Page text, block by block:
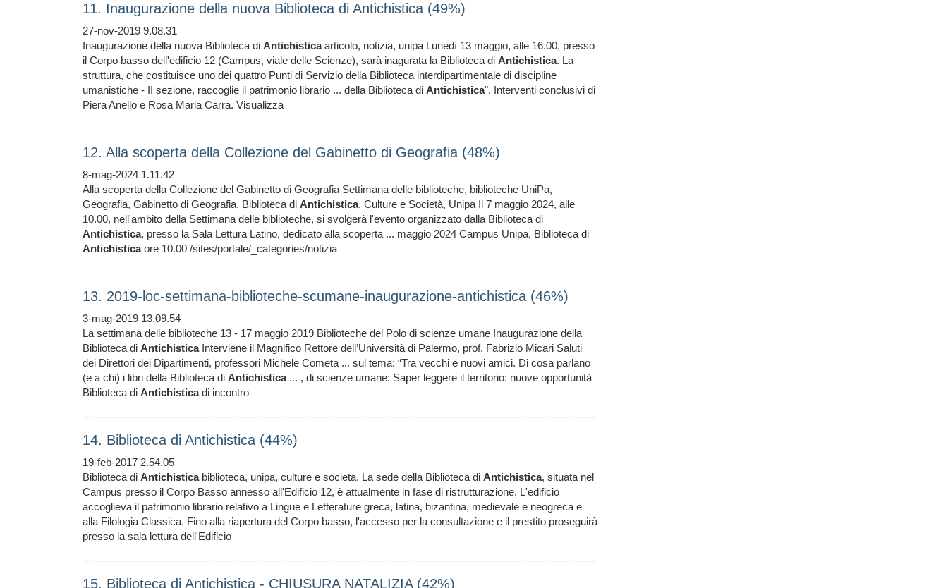
11. Inaugurazione della nuova Biblioteca di Antichistica (49%)
27-nov-2019 9.08.31
Inaugurazione della nuova Biblioteca di Antichisticaarticolo, notizia, unipa Lunedì 13 maggio, alle 16.00, presso
il Corpo basso dell'edificio 12 (Campus, viale delle Scienze), sarà inagurata la Biblioteca di Antichistica. La
struttura, che costituisce uno dei quattro Punti di Servizio della Biblioteca interdipartimentale di discipline
umanistiche - II sezione, raccoglie il patrimonio librario ... della Biblioteca di Antichistica". Interventi conclusivi di
Piera Anello e Rosa Maria Carra. Visualizza
12. Alla scoperta della Collezione del Gabinetto di Geografia (48%)
8-mag-2024 1.11.42
Alla scoperta della Collezione del Gabinetto di Geografia Settimana delle biblioteche, biblioteche UniPa,
Geografia, Gabinetto di Geografia, Biblioteca di Antichistica, Culture e Società, Unipa Il 7 maggio 2024, alle
10.00, nell'ambito della Settimana delle biblioteche, si svolgerà l'evento organizzato dalla Biblioteca di
Antichistica, presso la Sala Lettura Latino, dedicato alla scoperta ... maggio 2024 Campus Unipa, Biblioteca di
Antichisticaore 10.00 /sites/portale/_categories/notizia
13. 2019-loc-settimana-biblioteche-scumane-inaugurazione-antichistica (46%)
3-mag-2019 13.09.54
La settimana delle biblioteche 13 - 17 maggio 2019 Biblioteche del Polo di scienze umane Inaugurazione della
Biblioteca di AntichisticaInterviene il Magnifico Rettore dell’Università di Palermo, prof. Fabrizio Micari Saluti
dei Direttori dei Dipartimenti, professori Michele Cometa ... sul tema: “Tra vecchi e nuovi amici. Di cosa parlano
(e a chi) i libri della Biblioteca di Antichistica... , di scienze umane: Saper leggere il territorio: nuove opportunità
Biblioteca di Antichisticadi incontro
14. Biblioteca di Antichistica (44%)
19-feb-2017 2.54.05
Biblioteca di Antichisticabiblioteca, unipa, culture e societa, La sede della Biblioteca di Antichistica, situata nel
Campus presso il Corpo Basso annesso all'Edificio 12, è attualmente in fase di ristrutturazione. L'edificio
accoglieva il patrimonio librario relativo a Lingue e Letterature greca, latina, bizantina, medievale e neogreca e
alla Filologia Classica. Fino alla riapertura del Corpo basso, l'accesso per la consultazione e il prestito proseguirà
presso la sala lettura dell'Edificio
15. Biblioteca di Antichistica - CHIUSURA NATALIZIA (42%)